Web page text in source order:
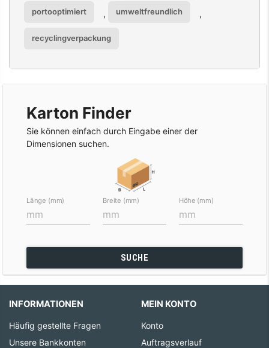
portooptimiert , umweltfreundlich ,
recyclingverpackung
Karton Finder
Sie können einfach durch Eingabe einer der
Dimensionen suchen.
Länge (mm) Breite (mm) Höhe (mm)
SUCHE
INFORMATIONEN
Häufig gestellte Fragen
Unsere Bankkonten
MEIN KONTO
Konto
Auftragsverlauf